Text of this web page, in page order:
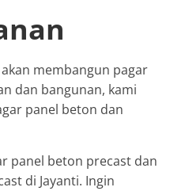
membangun pagar
dan bangunan, kami
panel beton dan
panel beton precast dan
di Jayanti. Ingin